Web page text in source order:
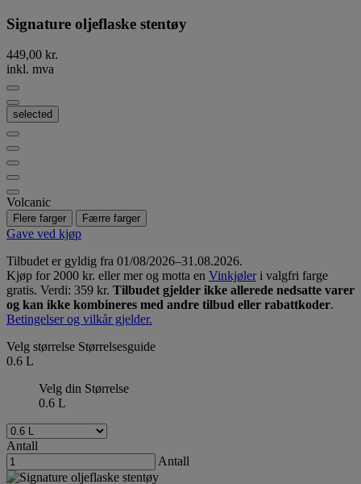
Signature oljeflaske stentøy
449,00 kr.
inkl. mva
selected
Volcanic
Flere farger Færre farger
Gave ved kjøp
Tilbudet er gyldig fra 01/08/2026–31.08.2026.
Kjøp for 2000 kr. eller mer og motta en Vinkjøleri valgfri farge
gratis. Verdi: 359 kr. Tilbudet gjelder ikke allerede nedsatte varer
og kan ikke kombineres med andre tilbud eller rabattkoder.
Betingelser og vilkår gjelder.
Velg størrelse Størrelsesguide
0.6 L
Velg din Størrelse
0.6 L
Antall
Antall